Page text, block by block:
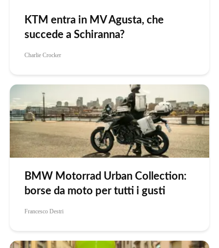
KTM entra in MV Agusta, che
succede a Schiranna?
Charlie Crocker
BMW Motorrad Urban Collection:
borse da moto per tutti i gusti
Francesco Destri